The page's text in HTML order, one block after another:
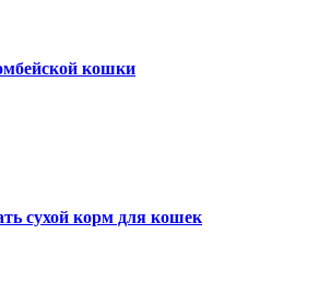
кошки
сухой корм для кошек